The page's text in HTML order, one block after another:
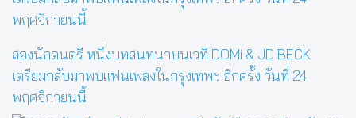
สองนักดนตรี หนึ่งบทสนทนาบนเวที DOMi & JD BECK
เตรียมกลับมาพบแฟนเพลงในกรุงเทพฯ อีกครั้ง วันที่ 24
พฤศจิกายนนี้